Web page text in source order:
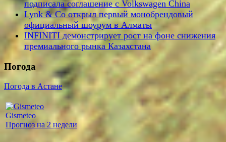
подписала соглашение с Volkswagen China
Lynk & Co открыл первый монобрендовый
официальный шоурум в Алматы
INFINITI демонстрирует рост на фоне снижения
премиального рынка Казахстана
Погода
Погода в Астане
Gismeteo
Прогноз на 2 недели